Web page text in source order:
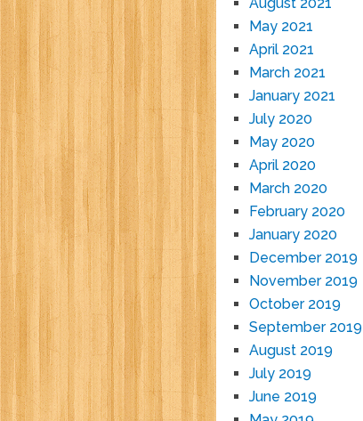
August 2021
May 2021
April 2021
March 2021
January 2021
July 2020
May 2020
April 2020
March 2020
February 2020
January 2020
December 2019
November 2019
October 2019
September 2019
August 2019
July 2019
June 2019